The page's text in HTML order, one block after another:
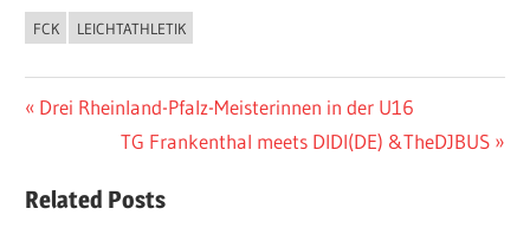
FCK LEICHTATHLETIK
Beitragsnavigation
Vorheriger
Drei Rheinland-Pfalz-Meisterinnen in der U16
Nächster
TG Frankenthal meets DIDI(DE) &TheDJBUS
Related Posts